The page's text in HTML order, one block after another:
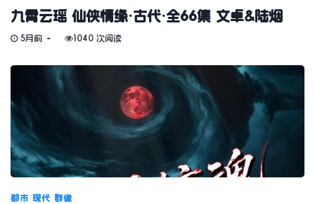
九霄云瑶 仙侠情缘·古代·全66集 文卓&陆烟
5月前 1040 次阅读
都市 现代 群像